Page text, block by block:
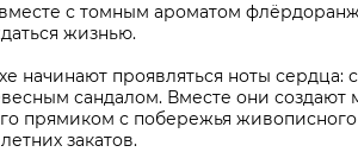
с томным ароматом
жизнью.
начинают проявляться ноты сердца:
сандалом. Вместе они создают
прямиком с побережья живописного
закатов.